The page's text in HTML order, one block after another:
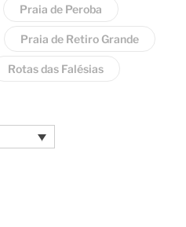
Praia de Peroba
Praia de Retiro Grande
Rotas das Falésias